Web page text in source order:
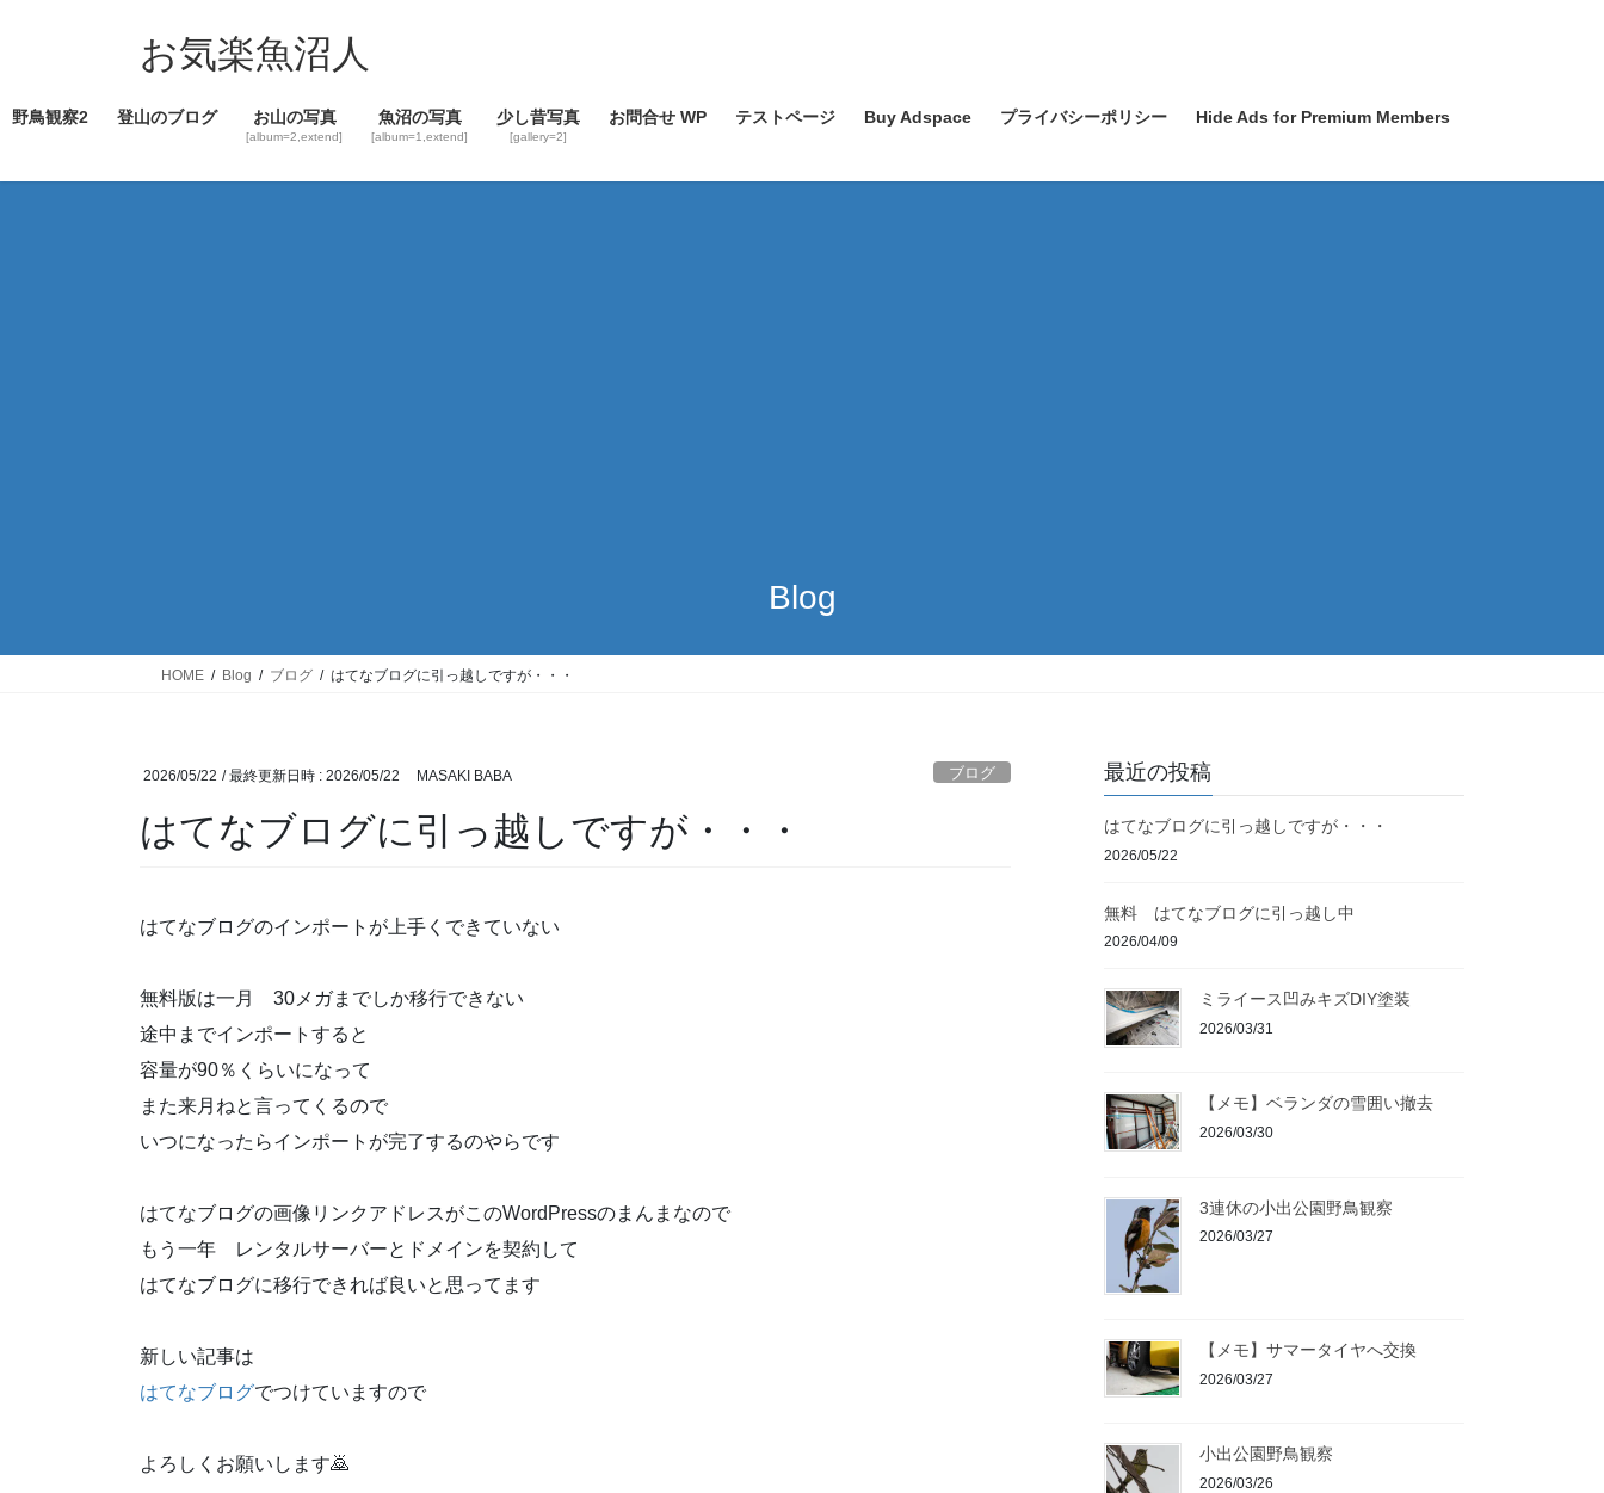
ツ
ス
シ
ン
お気楽魚沼人
野鳥観察2 登山のブログ お山の写真
[album=2,extend]
魚沼の写真
[album=1,extend]
少し昔写真
[gallery=2]
お問合せ WP テストページ Buy Adspace プライバシーポリシー Hide Ads for Premium Members
Blog
HOME Blog ブログ はてなブログに引っ越しですが・・・
2026/05/22 / 最終更新日時 : 2026/05/22 MASAKI BABA ブログ
はてなブログに引っ越しですが・・・
はてなブログのインポートが上手くできていない
無料版は一月 30メガまでしか移行できない
途中までインポートすると
容量が90％くらいになって
また来月ねと言ってくるので
いつになったらインポートが完了するのやらです
はてなブログの画像リンクアドレスがこのWordPressのまんまなので
もう一年 レンタルサーバーとドメインを契約して
はてなブログに移行できれば良いと思ってます
新しい記事は
はてなブログでつけていますので
よろしくお願いします🙇
最近の投稿
はてなブログに引っ越しですが・・・
2026/05/22
無料 はてなブログに引っ越し中
2026/04/09
ミライース凹みキズDIY塗装
2026/03/31
【メモ】ベランダの雪囲い撤去
2026/03/30
3連休の小出公園野鳥観察
2026/03/27
【メモ】サマータイヤへ交換
2026/03/27
小出公園野鳥観察
2026/03/26